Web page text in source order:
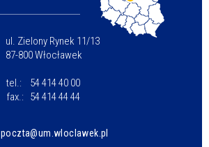
ul. Zielony Rynek 11/13
87-800 Włocławek
tel.:
54 414 40 00
fax.:
54 414 44 44
poczta@um.wloclawek.pl